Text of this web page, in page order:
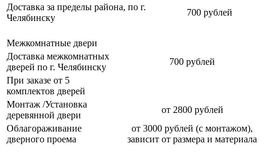
Доставка за пределы района, по г.
Челябинску
700 рублей
Межкомнатные двери
Доставка межкомнатных
дверей по г. Челябинску
700 рублей
При заказе от 5
комплектов дверей
Монтаж /Установка
деревянной двери
от 2800 рублей
Облагораживание
дверного проема
от 3000 рублей (с монтажом),
зависит от размера и материала